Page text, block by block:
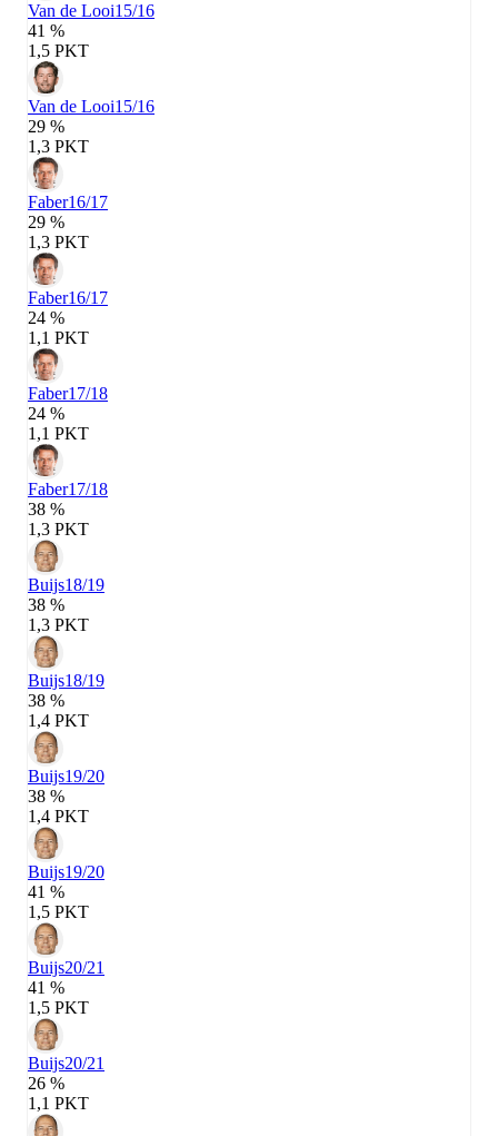
Van de Looi15/16
41 %
1,5 PKT
Van de Looi15/16
29 %
1,3 PKT
Faber16/17
29 %
1,3 PKT
Faber16/17
24 %
1,1 PKT
Faber17/18
24 %
1,1 PKT
Faber17/18
38 %
1,3 PKT
Buijs18/19
38 %
1,3 PKT
Buijs18/19
38 %
1,4 PKT
Buijs19/20
38 %
1,4 PKT
Buijs19/20
41 %
1,5 PKT
Buijs20/21
41 %
1,5 PKT
Buijs20/21
26 %
1,1 PKT